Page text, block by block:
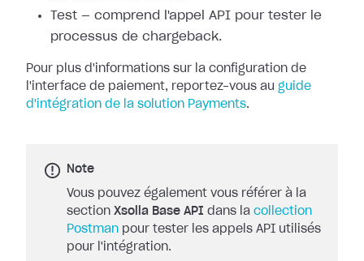
Test — comprend l'appel API pour tester le
processus de chargeback.
Pour plus d'informations sur la configuration de
l'interface de paiement, reportez-vous au guide
d'intégration de la solution Payments.
Note
Vous pouvez également vous référer à la
section Xsolla Base API dans la collection
Postman pour tester les appels API utilisés
pour l'intégration.